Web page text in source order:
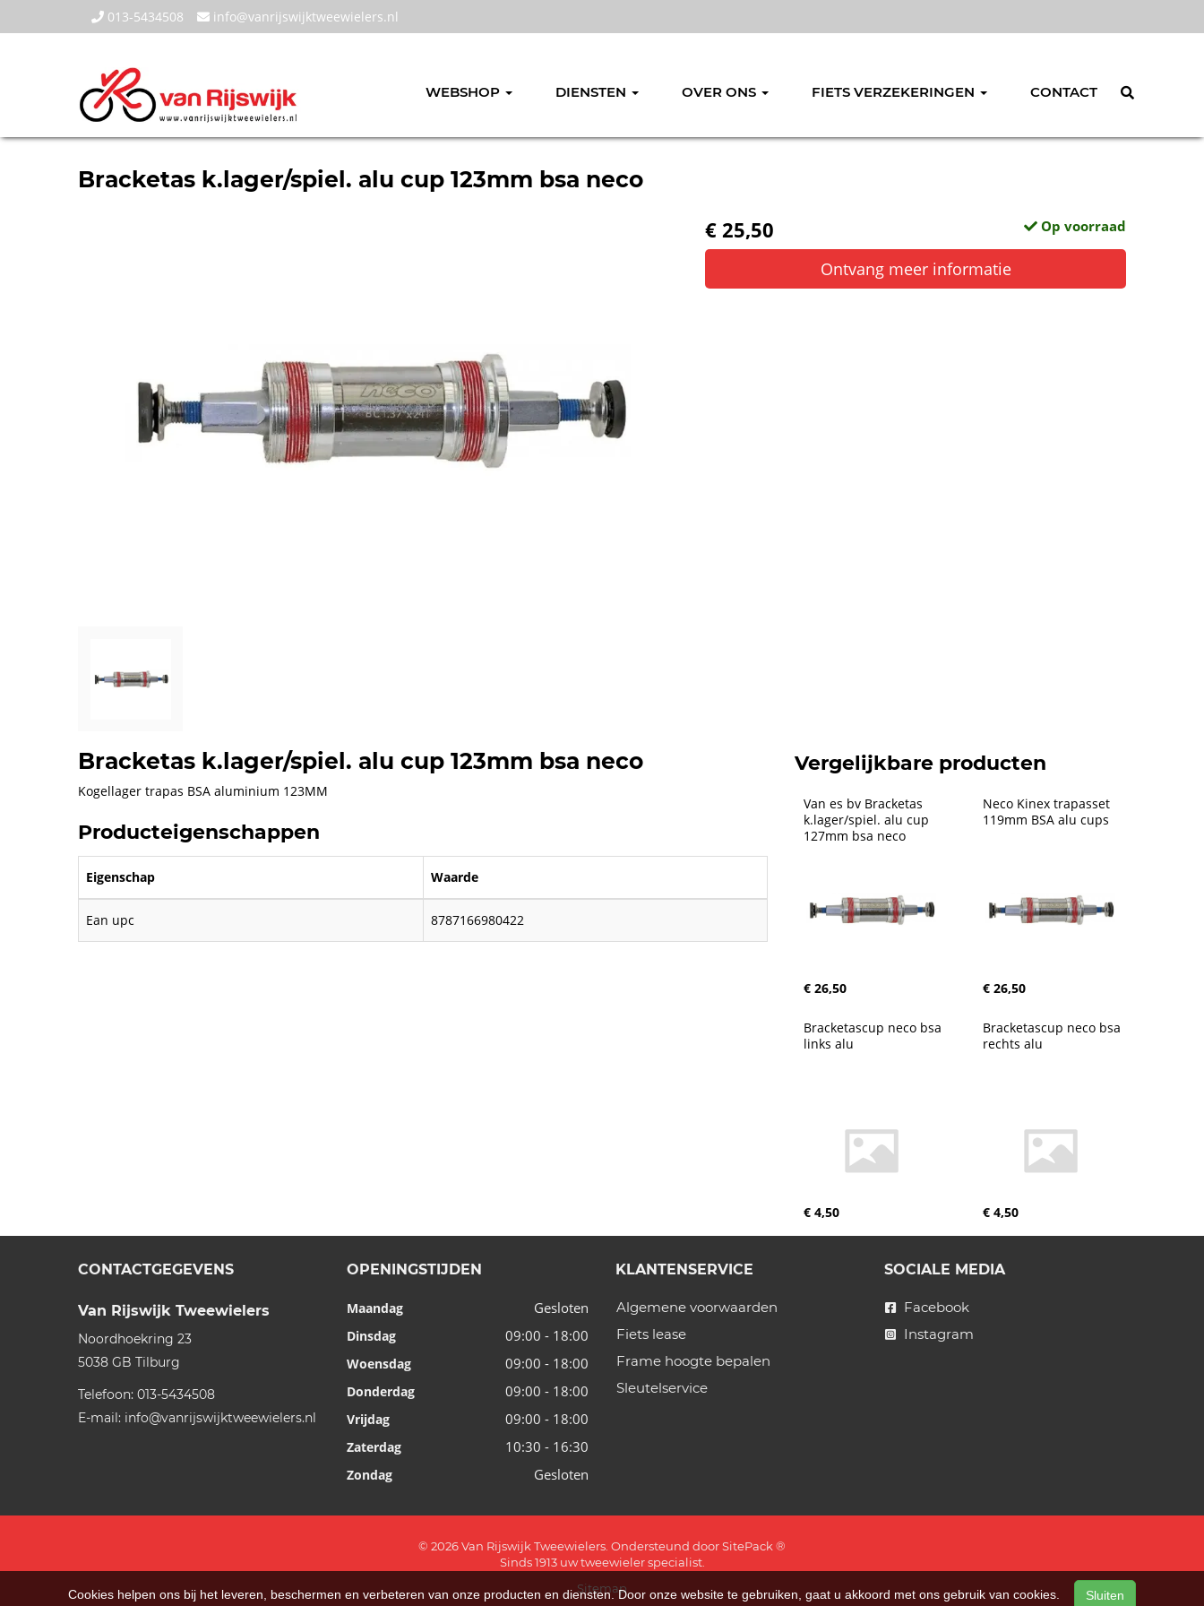
013-5434508 info@vanrijswijktweewielers.nl
WEBSHOP DIENSTEN OVER ONS FIETS VERZEKERINGEN CONTACT
Bracketas k.lager/spiel. alu cup 123mm bsa neco
€ 25,50
Op voorraad
Ontvang meer informatie
Bracketas k.lager/spiel. alu cup 123mm bsa neco
Kogellager trapas BSA aluminium 123MM
Producteigenschappen
Eigenschap Waarde
Ean upc 8787166980422
Vergelijkbare producten
Van es bv Bracketas
k.lager/spiel. alu cup
127mm bsa neco
€ 26,50
Neco Kinex trapasset
119mm BSA alu cups
€ 26,50
Bracketascup neco bsa
links alu
€ 4,50
Bracketascup neco bsa
rechts alu
€ 4,50
CONTACTGEGEVENS
Van Rijswijk Tweewielers
Noordhoekring 23
5038 GB Tilburg
Telefoon: 013-5434508
E-mail: info@vanrijswijktweewielers.nl
OPENINGSTIJDEN
Maandag Gesloten
Dinsdag 09:00 - 18:00
Woensdag 09:00 - 18:00
Donderdag 09:00 - 18:00
Vrijdag 09:00 - 18:00
Zaterdag 10:30 - 16:30
Zondag Gesloten
KLANTENSERVICE
Algemene voorwaarden
Fiets lease
Frame hoogte bepalen
Sleutelservice
SOCIALE MEDIA
Facebook
Instagram
© 2026 Van Rijswijk Tweewielers. Ondersteund doorSitePack ®
Sinds 1913 uw tweewieler specialist.
Sitemap
Cookies helpen ons bij het leveren, beschermen en verbeteren van onze producten en diensten. Door onze website te gebruiken, gaat u akkoord met ons gebruik van cookies. Sluiten